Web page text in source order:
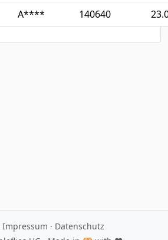
A**** 140640
Impressum · Datenschutz